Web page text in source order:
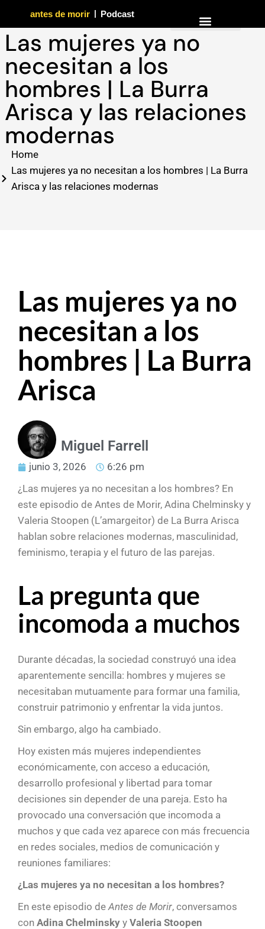
antes de morir Podcast
Las mujeres ya no
necesitan a los
hombres | La Burra
Arisca y las relaciones
modernas
Home
Las mujeres ya no necesitan a los hombres | La Burra
Arisca y las relaciones modernas
Las mujeres ya no
necesitan a los
hombres | La Burra
Arisca
Miguel Farrell
junio 3, 2026
6:26 pm
¿Las mujeres ya no necesitan a los hombres? En
este episodio de Antes de Morir, Adina Chelminsky y
Valeria Stoopen (L’amargeitor) de La Burra Arisca
hablan sobre relaciones modernas, masculinidad,
feminismo, terapia y el futuro de las parejas.
La pregunta que
incomoda a muchos
Durante décadas, la sociedad construyó una idea
aparentemente sencilla: hombres y mujeres se
necesitaban mutuamente para formar una familia,
construir patrimonio y enfrentar la vida juntos.
Sin embargo, algo ha cambiado.
Hoy existen más mujeres independientes
económicamente, con acceso a educación,
desarrollo profesional y libertad para tomar
decisiones sin depender de una pareja. Esto ha
provocado una conversación que incomoda a
muchos y que cada vez aparece con más frecuencia
en redes sociales, medios de comunicación y
reuniones familiares:
¿Las mujeres ya no necesitan a los hombres?
En este episodio deAntes de Morir, conversamos
con Adina Chelminsky y Valeria Stoopen